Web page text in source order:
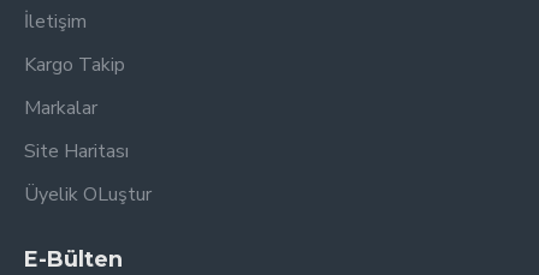
İletişim
Kargo Takip
Markalar
Site Haritası
Üyelik OLuştur
E-Bülten